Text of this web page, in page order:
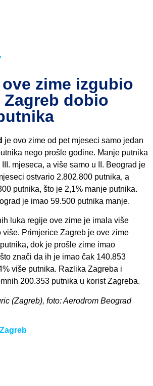
zime izgubio
Zagreb dobio
je ovo zime od pet mjeseci samo jedan
nego prošle godine. Manje putnika
mjeseca, a više samo u II. Beograd je
ostvario 2.802.800 putnika, a
putnika, što je 2,1% manje putnika.
je imao 59.500 putnika manje.
luka regije ove zime je imala više
više. Primjerice Zagreb je ove zime
dok je prošle zime imao
znači da ih je imao čak 140.853
više putnika. Razlika Zagreba i
200.353 putnika u korist Zagreba.
(Zagreb), foto: Aerodrom Beograd
Zagreb